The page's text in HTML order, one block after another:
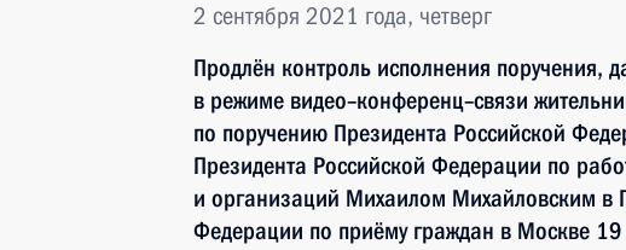
2 сентября 2021 года, четверг
Продлён контроль исполнения поручения,
в режиме видео–конференц–связи
по поручению Президента Российской
Президента Российской Федерации по
и организаций Михаилом Михайловским в
Федерации по приёму граждан в Москве